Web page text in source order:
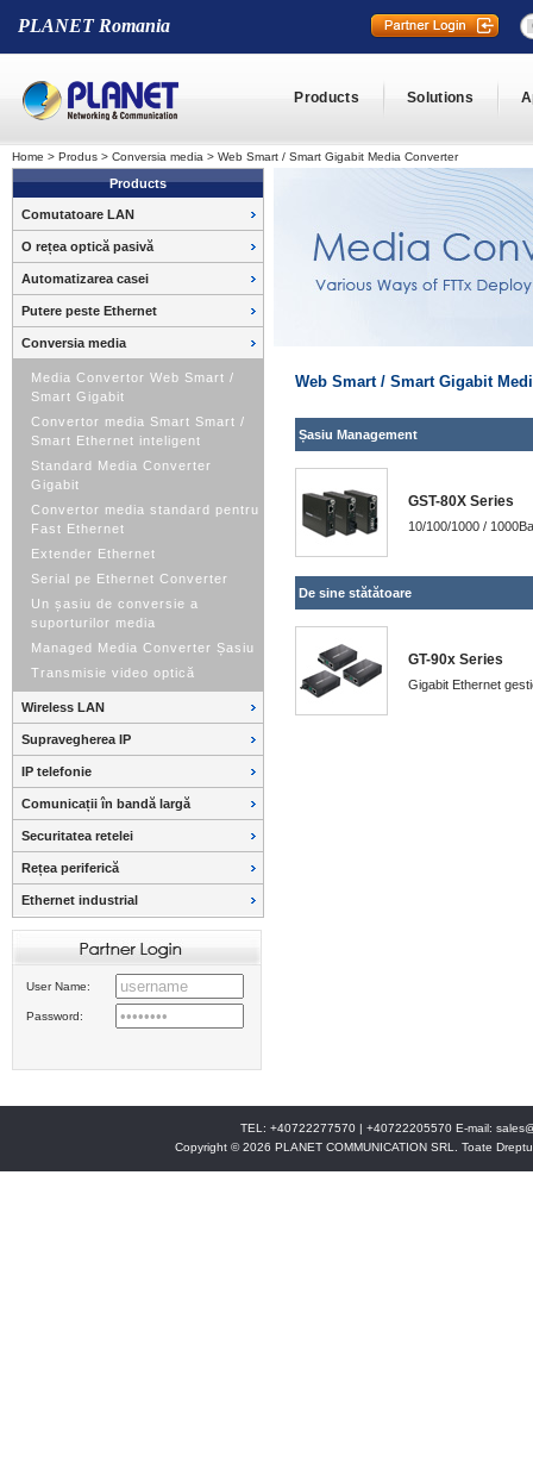
PLANET Romania
Solutions
Products
Home > Produs > Conversia media > Web Smart / Smart Gigabit Media Converter
Products
Comutatoare LAN
O rețea optică pasivă
Automatizarea casei
Putere peste Ethernet
Conversia media
Media Convertor Web Smart /
Smart Gigabit
Convertor media Smart Smart /
Smart Ethernet inteligent
Standard Media Converter
Gigabit
Convertor media standard pentru
Fast Ethernet
Extender Ethernet
Serial pe Ethernet Converter
Un șasiu de conversie a
suporturilor media
Managed Media Converter Șasiu
Transmisie video optică
Wireless LAN
Supravegherea IP
IP telefonie
Comunicații în bandă largă
Securitatea retelei
Rețea periferică
Ethernet industrial
User Name:
Password:
Web Smart / Smart Gigabit
Șasiu Management
GST-80X Series
10/100/1000 /
De sine stătătoare
GT-90x Series
Gigabit Ethernet
TEL: +40722277570 | +40722205570 E-mail:
Copyright © 2026 PLANET COMMUNICATION SRL. Toate